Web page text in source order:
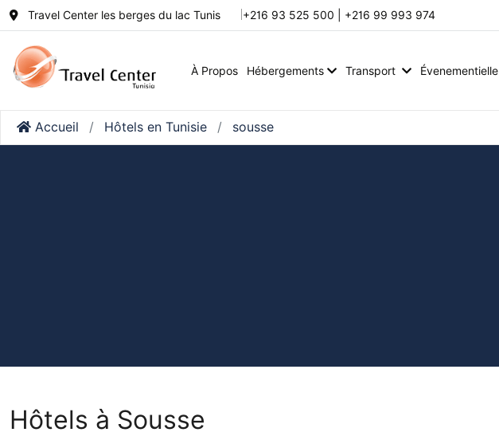
Travel Center les berges du lac Tunis +216 93 525 500 | +216 99 993 974
À Propos Hébergements Transport Évenementielle
Accueil Hôtels en Tunisie sousse
Hôtels à Sousse